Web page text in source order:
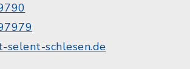
selent-schlesen.de